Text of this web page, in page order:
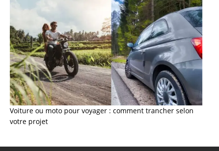
Voiture ou moto pour voyager : comment trancher selon
votre projet